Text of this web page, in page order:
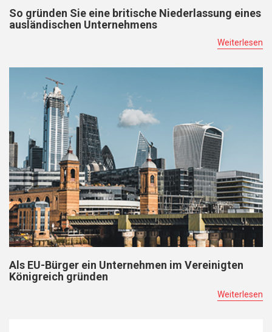
So gründen Sie eine britische Niederlassung eines
ausländischen Unternehmens
Weiterlesen
Als EU-Bürger ein Unternehmen im Vereinigten
Königreich gründen
Weiterlesen